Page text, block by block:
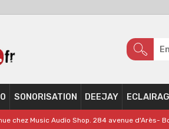
SONORISATION DEEJAY
chez Music Audio Shop. 284 avenue d'Arès-